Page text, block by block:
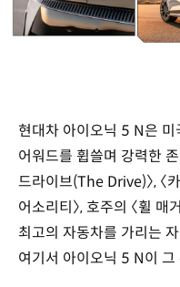
현대차 아이오닉 5 N은
어워드를 휩쓸며 강력한
드라이브(The Drive)〉, 〈
어소리티〉, 호주의 〈휠
최고의 자동차를 가리는
여기서 아이오닉 5 N이